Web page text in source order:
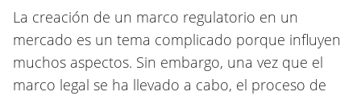
La creación de un marco regulatorio en un
mercado es un tema complicado porque influyen
muchos aspectos. Sin embargo, una vez que el
marco legal se ha llevado a cabo, el proceso de